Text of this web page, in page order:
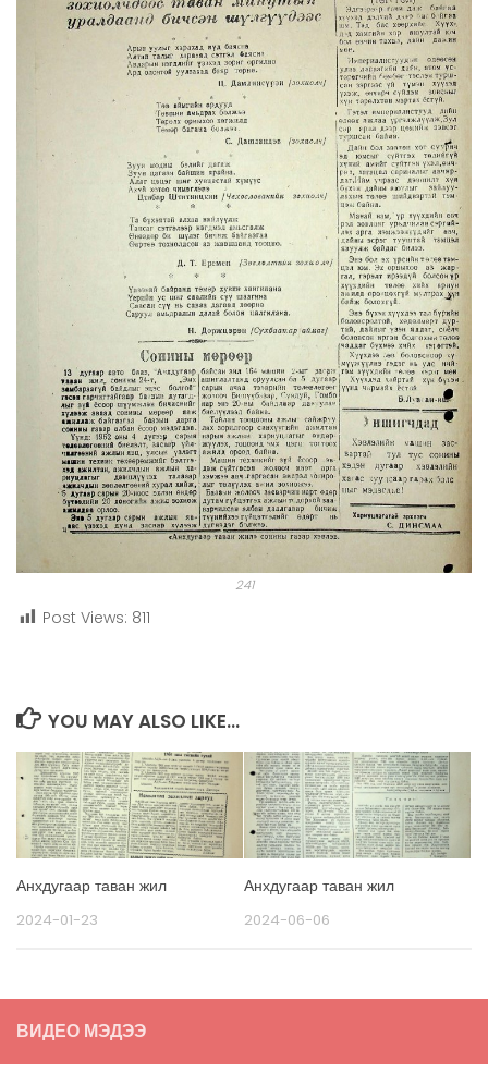
241
Post Views: 811
YOU MAY ALSO LIKE...
Анхдугаар таван жил
2024-01-23
Анхдугаар таван жил
2024-06-06
ВИДЕО МЭДЭЭ